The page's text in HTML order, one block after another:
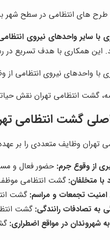
طرح های انتظامی در سطح شهر
با سایر واحدهای نیروی
این همکاری با هدف تسریع در
با واحدهای نیروی انتظامی
گشت انتظامی تهران نقش
گشت انتظامی
تهران وظایف متعددی را بر عهده
از وقوع جرم: حضور فعال و
با متخلفان: گشت انتظامی موظف
امنیت تجمعات و مراسم: گشت
به تصادفات رانندگی:گشت
شهروندان در مواقع اضطراری: